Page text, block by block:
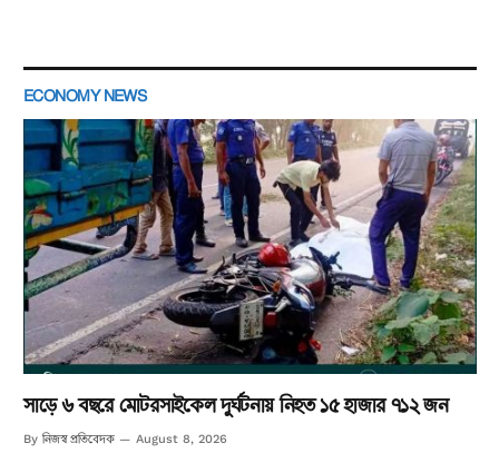
ECONOMY NEWS
সাড়ে ৬ বছরে মোটরসাইকেল দুর্ঘটনায় নিহত ১৫ হাজার ৭১২ জন
By নিজস্ব প্রতিবেদক August 8, 2026